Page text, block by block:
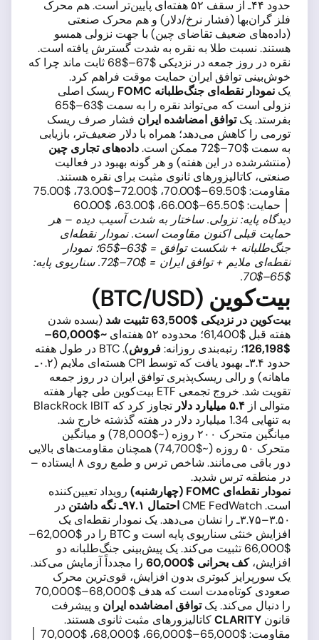
حدود ۴۴ـ از سقف ۵۲ هفته‌ای پایین‌تر است. هم محرک
فلز گران‌بها (فشار نرخ/دلار) و هم محرک صنعتی
(داده‌های ضعیف تقاضای چین) با جهت نزولی همسو
هستند. نسبت طلا به نقره به شدت گسترش یافته است.
نقره در روز جمعه در نزدیکی $67–$68 ثابت ماند چرا که
خوش‌بینی توافق ایران حمایت موقت فراهم کرد.
یک نمودار نقطه‌ای جنگ‌طلبانه FOMC
ریسک اصلی
نزولی است که می‌تواند نقره را به سمت $63–$65
بفرستد. یکتوافق امضاشده ایران فشار صرف ریسک
تورمی را کاهش می‌دهد؛ همراه با دلار ضعیف‌تر، بازیابی
به سمت $70–$72 ممکن است.
داده‌های تجاری چین
(منتشرشده در این هفته) و هر گونه بهبود در فعالیت
صنعتی، کاتالیزورهای ثانوی مثبت برای نقره هستند.
مقاومت: $69.50–$70.00، $72.00–$73.00، $75.00
│ حمایت: $65.50–$66.00، $63.00، $60.00
دیدگاه پایه: نزولی. ساختار به شدت آسیب دیده – هر
حمایت قبلی اکنون مقاومت است. نمودار نقطه‌ای
جنگ‌طلبانه + شکست توافق = $63–$65؛ نمودار
نقطه‌ای ملایم + توافق ایران = $70–$72. سناریوی پایه:
$65–$70.
بیت‌کوین (BTC/USD)
بیت‌کوین در نزدیکی $63,500 تثبیت شد
(بسده شدن
هفته قبل $61,400؛ محدوده ۵۲ هفته‌ای
~$60,000–
$126,198
؛ رتبه‌بندی روزانه:فروش
). BTC در طول هفته
حدود ۳.۴ـ بهبود یافت که توسط CPI هسته‌ای ملایم (۰.۲ـ
ماهانه) و رالی ریسک‌پذیری توافق ایران در روز جمعه
تقویت شد. خروج تجمعی ETF بیت‌کوین طی چهار هفته
متوالی از ۵.۴ میلیارد دلار
تجاوز کرد که BlackRock IBIT
به تنهایی 1.34 میلیارد دلار در هفته گذشته خارج شد.
میانگین متحرک ۲۰۰ روزه (~$78,000) و میانگین
متحرک ۵۰ روزه (~$74,700) همچنان مقاومت‌های بالایی
دور باقی می‌مانند. شاخص ترس و طمع روی ۸ ایستاده –
در منطقه ترس شدید.
نمودار نقطه‌ای FOMC (چهارشنبه)
رویداد تعیین‌کننده
است. CME FedWatch
احتمال ۹۷.۱ـ نگه داشتن
در
۳.۵۰–۳.۷۵ـ را نشان می‌دهد. یک نمودار نقطه‌ای یک
افزایش خنثی سناریوی پایه است و BTC را در $62,000–
$66,000 تثبیت می‌کند. یک پیش‌بینی جنگ‌طلبانه دو
افزایش،کف بحرانی $60,000
را مجدداً آزمایش می‌کند.
یک سورپرایز کبوتری بدون افزایش، قوی‌ترین محرک
صعودی کوتاه‌مدت است که هدف $68,000–$70,000
را دنبال می‌کند. یکتوافق امضاشده ایران و پیشرفت
قانون CLARITYکاتالیزورهای مثبت ثانوی هستند.